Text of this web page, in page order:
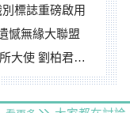
標誌重磅啟用
憾無緣大聯盟
裁判人生國際發光